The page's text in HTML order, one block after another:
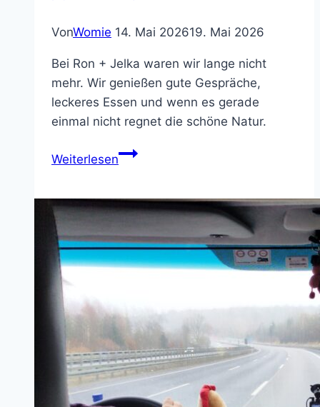
VonWomie 14. Mai 202619. Mai 2026
Bei Ron + Jelka waren wir lange nicht
mehr. Wir genießen gute Gespräche,
leckeres Essen und wenn es gerade
einmal nicht regnet die schöne Natur.
WeiterlesenMunkbrarup